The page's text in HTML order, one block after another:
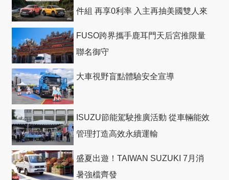
件組 再享0利率 入主再抽美國雙人來
FUSO跨界攜手鹿耳門天后宮推限量
聯名御守
大車視野盲點體驗安全宣導
ISUZU節能駕駛推廣活動 從車輛能效
管理打造高效永續運輸
盛夏出遊！TAIWAN SUZUKI 7月消
暑強檔齊發